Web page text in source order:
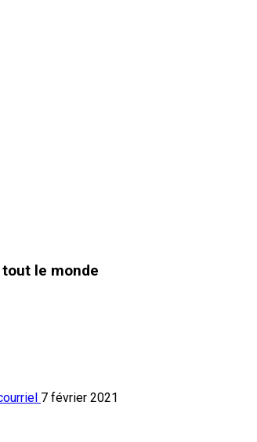
le monde
7 février 2021